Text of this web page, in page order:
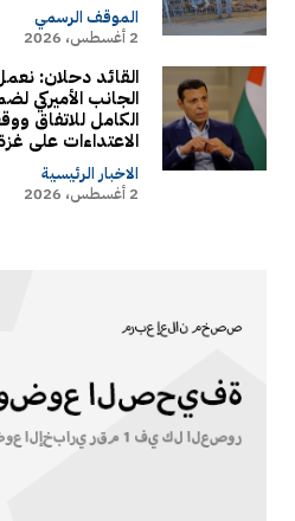
الموقف الرسمي
2 أغسطس، 2026
القائد دحلان:
الجانب الأميركي
الكامل للاتفاق
الاعتداءات على
الاخبار الرئيسية
2 أغسطس، 2026